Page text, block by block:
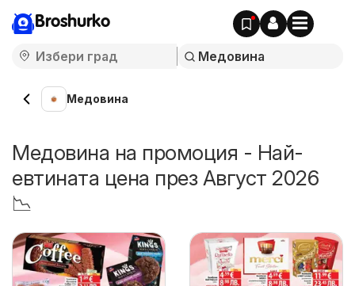
Broshurko
Медовина
Медовина на промоция - Най-
евтината цена през Август 2026
📉